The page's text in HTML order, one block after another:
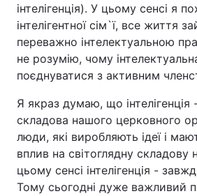
інтелігенція). У цьому сенсі я
інтелігентної сім`ї, все життя
переважно інтелектуальною
не розумію, чому
поєднуватися з активним
Я якраз думаю, що
складова нашого церковного
люди, які виробляють ідеї і
вплив на світоглядну складову
цьому сенсі інтелігенція -
Тому сьогодні дуже важливий